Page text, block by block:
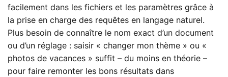
facilement dans les fichiers et les paramètres grâce à
la prise en charge des requêtes en langage naturel.
Plus besoin de connaître le nom exact d’un document
ou d’un réglage : saisir « changer mon thème » ou «
photos de vacances » suffit – du moins en théorie –
pour faire remonter les bons résultats dans